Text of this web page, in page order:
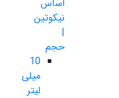
اساس
نیکوتین
|
حجم
10
میلی
لیتر